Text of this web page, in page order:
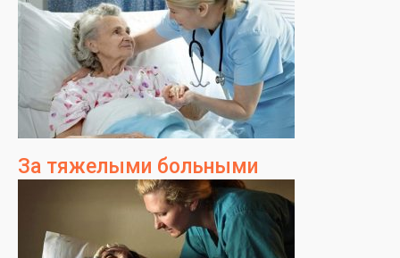
За тяжелыми больными